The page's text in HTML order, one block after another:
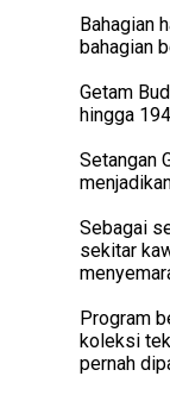
Bahagian
bahagian
Getam
hingga
Setangan
Sebagai
sekitar
Program
koleksi
pernah